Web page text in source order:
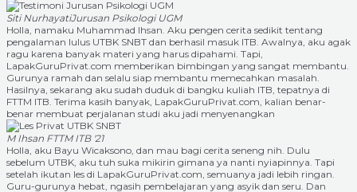
Siti NurhayatiJurusan Psikologi UGM
Holla, namaku Muhammad Ihsan. Aku pengen cerita sedikit tentang
pengalaman lulus UTBK SNBT dan berhasil masuk ITB. Awalnya, aku agak
ragu karena banyak materi yang harus dipahami. Tapi,
LapakGuruPrivat.com memberikan bimbingan yang sangat membantu.
Gurunya ramah dan selalu siap membantu memecahkan masalah.
Hasilnya, sekarang aku sudah duduk di bangku kuliah ITB, tepatnya di
FTTM ITB. Terima kasih banyak, LapakGuruPrivat.com, kalian benar-
benar membuat perjalanan studi aku jadi menyenangkan
M Ihsan FTTM ITB '21
Holla, aku Bayu Wicaksono, dan mau bagi cerita seneng nih. Dulu
sebelum UTBK, aku tuh suka mikirin gimana ya nanti nyiapinnya. Tapi
setelah ikutan les di LapakGuruPrivat.com, semuanya jadi lebih ringan.
Guru-gurunya hebat, ngasih pembelajaran yang asyik dan seru. Dan